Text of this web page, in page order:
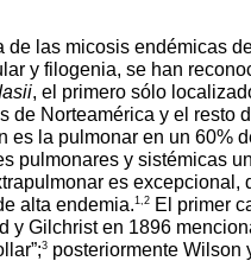
de las micosis endémicas
y filogenia, se han
, el primero sólo
de Norteamérica y el resto
es la pulmonar en un 60%
pulmonares y sistémicas
es
alta endemia.1,2 El primer
y Gilchrist en 1896
3 posteriormente Wilson